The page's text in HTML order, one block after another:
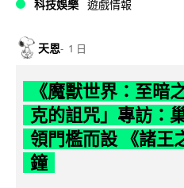
科技娛樂 遊戲情報
天恩 1 日
《魔獸世界：至暗
克的詛咒」專訪：
領門檻而設 《諸王
鐘